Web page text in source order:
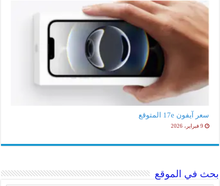
سعر آيفون 17e المتوقع
9 فبراير، 2026
بحث في الموقع